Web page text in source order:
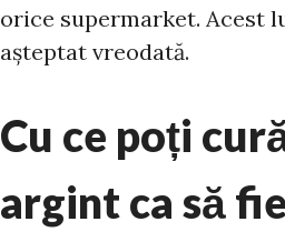
orice supermarket. Acest
așteptat vreodată.
Cu ce poți
argint ca să